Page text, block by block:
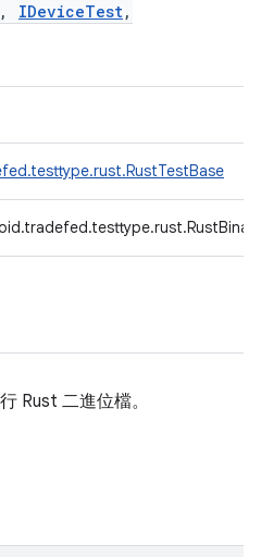
, IDeviceTest,
Rust 二進位檔。